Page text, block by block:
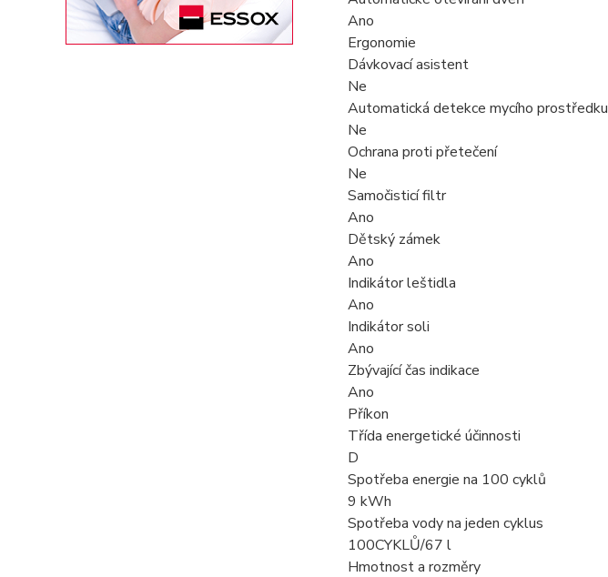
Ano
Ergonomie
Dávkovací asistent
Ne
Automatická detekce mycího prostředku
Ne
Ochrana proti přetečení
Ne
Samočisticí filtr
Ano
Dětský zámek
Ano
Indikátor leštidla
Ano
Indikátor soli
Ano
Zbývající čas indikace
Ano
Příkon
Třída energetické účinnosti
D
Spotřeba energie na 100 cyklů
9 kWh
Spotřeba vody na jeden cyklus
100CYKLŮ/67 l
Hmotnost a rozměry